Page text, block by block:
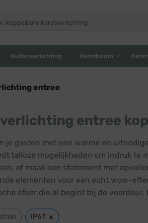
Buitenverlichting Kerstboom
entree
entree
je gasten met een warme en
talloze mogelijkheden om indruk te
of maak een statement met
elementen voor een echt wow-
sfeer die al begint bij de
IP67 ×